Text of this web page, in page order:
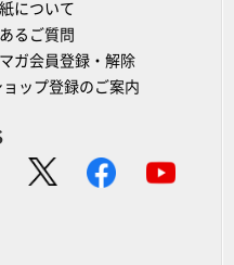
について
るご質問
ガ会員登録・解除
ョップ登録のご案内